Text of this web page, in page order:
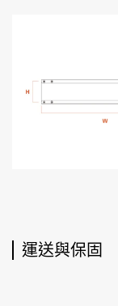
運送與保固